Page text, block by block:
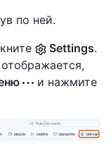
по ней.
Settings.
и нажмите